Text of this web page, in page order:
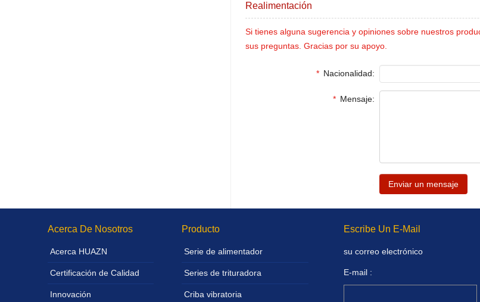
Realimentación
Si tienes alguna sugerencia y opiniones sobre nuestros
sus preguntas. Gracias por su apoyo.
* Nacionalidad:
* Mensaje:
Acerca De Nosotros
Acerca HUAZN
Certificación de Calidad
Innovación
Producto
Serie de alimentador
Series de trituradora
Criba vibratoria
Escribe Un E-Mail
su correo electrónico
E-mail :